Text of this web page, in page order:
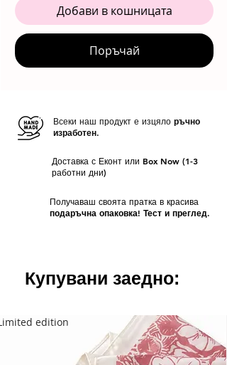
Добави в кошницата
Поръчай
Всеки наш продукт е изцяло ръчно
изработен.
Доставка с Еконт или Box Now (1-3
работни дни)
Получаваш своята пратка в красива
подаръчна опаковка! Тест и преглед.
Купувани заедно:
edition